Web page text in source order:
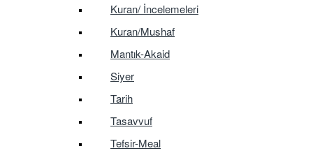
Kuran/ İncelemeleri
Kuran/Mushaf
Mantık-Akaid
Siyer
Tarih
Tasavvuf
Tefsir-Meal